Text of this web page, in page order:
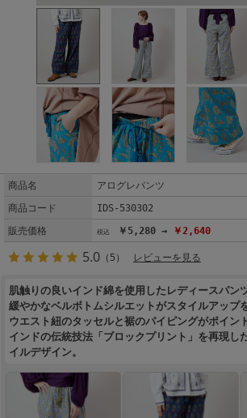
商品名
アログレパンツ
商品コード
IDS-530302
販売価格
￥5,280 → ￥2,640
5.0 （5） レビューを見る
肌触りの良いインド綿を使用したレディースパンツ
緩やかなベルボトムシルエットがスタイルアップ
ウエスト紐のタッセルと裾のパイピングがポイント
インドの伝統技法「ブロックプリント」を再現し
イルデザイン。